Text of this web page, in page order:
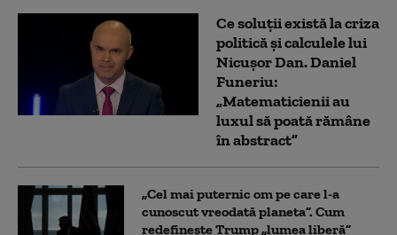
Ce soluții există la criza
politică și calculele lui
Nicușor Dan. Daniel
Funeriu:
„Matematicienii au
luxul să poată rămâne
în abstract”
„Cel mai puternic om pe care l-a
cunoscut vreodată planeta”. Cum
redefinește Trump „lumea liberă”